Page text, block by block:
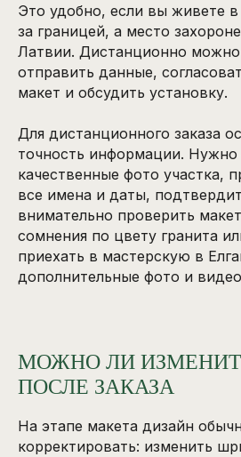
Это удобно, если вы живете
за границей, а место
Латвии. Дистанционно
отправить данные,
макет и обсудить установку.
Для дистанционного заказа
точность информации. Нужно
качественные фото участка,
все имена и даты,
внимательно проверить
сомнения по цвету гранита
приехать в мастерскую в
дополнительные фото и
МОЖНО ЛИ
ПОСЛЕ ЗАКАЗА
На этапе макета дизайн
корректировать: изменить